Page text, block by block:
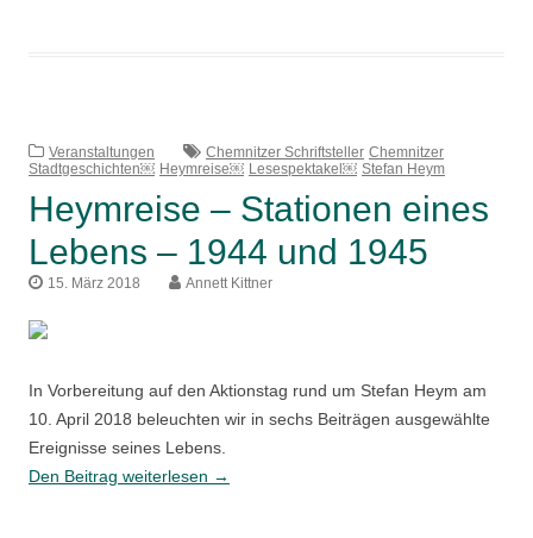
1951
und
1953
Veranstaltungen Chemnitzer Schriftsteller Chemnitzer
Stadtgeschichten￼ Heymreise￼ Lesespektakel￼ Stefan Heym
Heymreise – Stationen eines
Lebens – 1944 und 1945
15. März 2018 Annett Kittner
In Vorbereitung auf den Aktionstag rund um Stefan Heym am
10. April 2018 beleuchten wir in sechs Beiträgen ausgewählte
Ereignisse seines Lebens.
Den Beitrag weiterlesen Heymreise
→